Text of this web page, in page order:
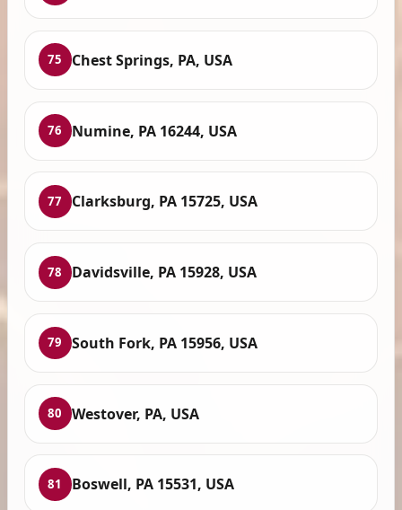
75 Chest Springs, PA, USA
76 Numine, PA 16244, USA
77 Clarksburg, PA 15725, USA
78 Davidsville, PA 15928, USA
79 South Fork, PA 15956, USA
80 Westover, PA, USA
81 Boswell, PA 15531, USA